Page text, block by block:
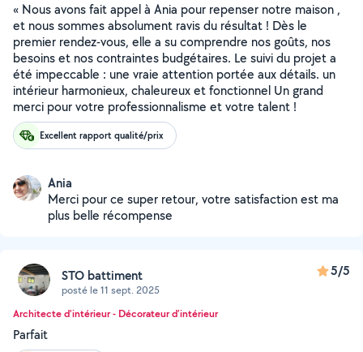
« Nous avons fait appel à Ania pour repenser notre maison ,
et nous sommes absolument ravis du résultat ! Dès le
premier rendez-vous, elle a su comprendre nos goûts, nos
besoins et nos contraintes budgétaires. Le suivi du projet a
été impeccable : une vraie attention portée aux détails. un
intérieur harmonieux, chaleureux et fonctionnel Un grand
merci pour votre professionnalisme et votre talent !
Excellent rapport qualité/prix
Ania
Merci pour ce super retour, votre satisfaction est ma
plus belle récompense
STO battiment
posté le 11 sept. 2025
5/5
Architecte d'intérieur - Décorateur d'intérieur
Parfait